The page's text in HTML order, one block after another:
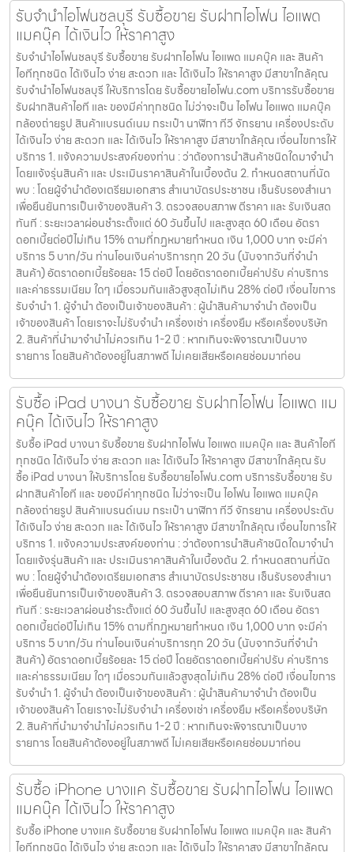
รับจำนำไอโฟนชลบุรี รับซื้อขาย รับฝากไอโฟน ไอแพด
แมคบุ๊ค ได้เงินไว ให้ราคาสูง
รับจำนำไอโฟนชลบุรี รับซื้อขาย รับฝากไอโฟน ไอแพด แมคบุ๊ค และ สินค้า
ไอทีทุกชนิด ได้เงินไว ง่าย สะดวก และ ได้เงินไว ให้ราคาสูง มีสาขาใกล้คุณ
รับจำนำไอโฟนชลบุรี ให้บริการโดย รับซื้อขายไอโฟน.com บริการรับซื้อขาย
รับฝากสินค้าไอที และ ของมีค่าทุกชนิด ไม่ว่าจะเป็น ไอโฟน ไอแพด แมคบุ๊ค
กล้องถ่ายรูป สินค้าแบรนด์เนม กระเป๋า นาฬิกา ทีวี จักรยาน เครื่องประดับ
ได้เงินไว ง่าย สะดวก และ ได้เงินไว ให้ราคาสูง มีสาขาใกล้คุณ เงื่อนไขการให้
บริการ 1. แจ้งความประสงค์ของท่าน : ว่าต้องการนำสินค้าชนิดใดมาจำนำ
โดยแจ้งรุ่นสินค้า และ ประเมินราคาสินค้าในเบื้องต้น 2. กำหนดสถานที่นัด
พบ : โดยผู้จำนำต้องเตรียมเอกสาร สำเนาบัตรประชาชน เซ็นรับรองสำเนา
เพื่อยืนยันการเป็นเจ้าของสินค้า 3. ตรวจสอบสภาพ ตีราคา และ รับเงินสด
ทันที : ระยะเวลาผ่อนชำระตั้งแต่ 60 วันขึ้นไป และสูงสุด 60 เดือน อัตรา
ดอกเบี้ยต่อปีไม่เกิน 15% ตามที่กฏหมายกำหนด เงิน 1,000 บาท จะมีค่า
บริการ 5 บาท/วัน ท่านโอนเงินค่าบริการทุก 20 วัน (นับจากวันที่จำนำ
สินค้า) อัตราดอกเบี้ยร้อยละ 15 ต่อปี โดยอัตราดอกเบี้ยค่าปรับ ค่าบริการ
และค่าธรรมเนียม ใดๆ เมื่อรวมกันแล้วสูงสุดไม่เกิน 28% ต่อปี เงื่อนไขการ
รับจำนำ 1. ผู้จำนำ ต้องเป็นเจ้าของสินค้า : ผู้นำสินค้ามาจำนำ ต้องเป็น
เจ้าของสินค้า โดยเราจะไม่รับจำนำ เครื่องเช่า เครื่องยืม หรือเครื่องบริษัท
2. สินค้าที่นำมาจำนำไม่ควรเกิน 1-2 ปี : หากเกินจะพิจารณาเป็นบาง
รายการ โดยสินค้าต้องอยู่ในสภาพดี ไม่เคยเสียหรือเคยซ่อมมาก่อน
รับซื้อ iPad บางนา รับซื้อขาย รับฝากไอโฟน ไอแพด แม
คบุ๊ค ได้เงินไว ให้ราคาสูง
รับซื้อ iPad บางนา รับซื้อขาย รับฝากไอโฟน ไอแพด แมคบุ๊ค และ สินค้าไอที
ทุกชนิด ได้เงินไว ง่าย สะดวก และ ได้เงินไว ให้ราคาสูง มีสาขาใกล้คุณ รับ
ซื้อ iPad บางนา ให้บริการโดย รับซื้อขายไอโฟน.com บริการรับซื้อขาย รับ
ฝากสินค้าไอที และ ของมีค่าทุกชนิด ไม่ว่าจะเป็น ไอโฟน ไอแพด แมคบุ๊ค
กล้องถ่ายรูป สินค้าแบรนด์เนม กระเป๋า นาฬิกา ทีวี จักรยาน เครื่องประดับ
ได้เงินไว ง่าย สะดวก และ ได้เงินไว ให้ราคาสูง มีสาขาใกล้คุณ เงื่อนไขการให้
บริการ 1. แจ้งความประสงค์ของท่าน : ว่าต้องการนำสินค้าชนิดใดมาจำนำ
โดยแจ้งรุ่นสินค้า และ ประเมินราคาสินค้าในเบื้องต้น 2. กำหนดสถานที่นัด
พบ : โดยผู้จำนำต้องเตรียมเอกสาร สำเนาบัตรประชาชน เซ็นรับรองสำเนา
เพื่อยืนยันการเป็นเจ้าของสินค้า 3. ตรวจสอบสภาพ ตีราคา และ รับเงินสด
ทันที : ระยะเวลาผ่อนชำระตั้งแต่ 60 วันขึ้นไป และสูงสุด 60 เดือน อัตรา
ดอกเบี้ยต่อปีไม่เกิน 15% ตามที่กฏหมายกำหนด เงิน 1,000 บาท จะมีค่า
บริการ 5 บาท/วัน ท่านโอนเงินค่าบริการทุก 20 วัน (นับจากวันที่จำนำ
สินค้า) อัตราดอกเบี้ยร้อยละ 15 ต่อปี โดยอัตราดอกเบี้ยค่าปรับ ค่าบริการ
และค่าธรรมเนียม ใดๆ เมื่อรวมกันแล้วสูงสุดไม่เกิน 28% ต่อปี เงื่อนไขการ
รับจำนำ 1. ผู้จำนำ ต้องเป็นเจ้าของสินค้า : ผู้นำสินค้ามาจำนำ ต้องเป็น
เจ้าของสินค้า โดยเราจะไม่รับจำนำ เครื่องเช่า เครื่องยืม หรือเครื่องบริษัท
2. สินค้าที่นำมาจำนำไม่ควรเกิน 1-2 ปี : หากเกินจะพิจารณาเป็นบาง
รายการ โดยสินค้าต้องอยู่ในสภาพดี ไม่เคยเสียหรือเคยซ่อมมาก่อน
รับซื้อ iPhone บางแค รับซื้อขาย รับฝากไอโฟน ไอแพด
แมคบุ๊ค ได้เงินไว ให้ราคาสูง
รับซื้อ iPhone บางแค รับซื้อขาย รับฝากไอโฟน ไอแพด แมคบุ๊ค และ สินค้า
ไอทีทุกชนิด ได้เงินไว ง่าย สะดวก และ ได้เงินไว ให้ราคาสูง มีสาขาใกล้คุณ